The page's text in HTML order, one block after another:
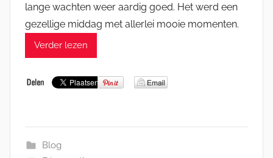
lange wachten weer aardig goed. Het werd een
gezellige middag met allerlei mooie momenten.
Verder lezen
Blog